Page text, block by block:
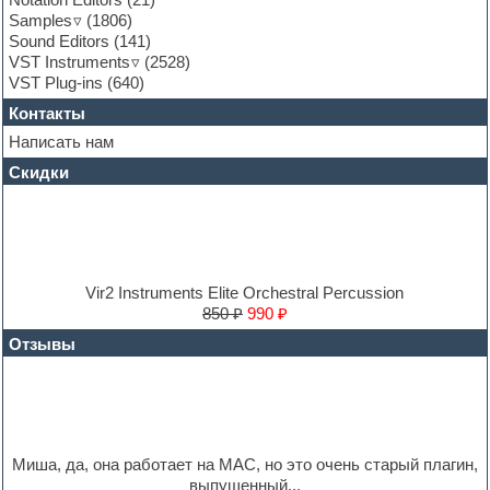
Guitar loops
Guitar processing and effects
Hands-up samples
Hardstyle
Heavy metal sample packs
Hip-hop
House music
Hypersonic
Jazz
Massive presets
Mastering plug-ins
Notation software
Samples
(1806)
Sound Editors (141)
VST Instruments
(2528)
VST Plug-ins (640)
Контакты
Написать нам
Скидки
Vir2 Instruments Elite Orchestral Percussion
850 ₽ 990 ₽
Отзывы
Миша, да, она работает на MAC, но это очень старый плагин,
выпущенный...